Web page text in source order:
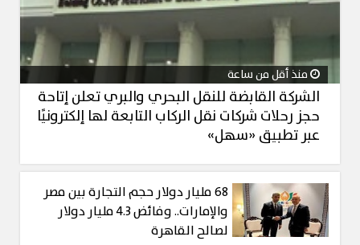
منذ أقل من ساعة
الشركة القابضة للنقل البحري والبري تعلن إتاحة
حجز رحلات شركات نقل الركاب التابعة لها إلكترونيًا
عبر تطبيق «سهل»
68 مليار دولار حجم التجارة بين مصر
والإمارات.. وفائض 4.3 مليار دولار
لصالح القاهرة